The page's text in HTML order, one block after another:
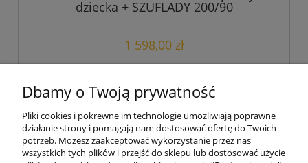
dziecka + SZUFLADY 200/90
1 598,00 zł
« 1 2 3 4 »
Dbamy o Twoją prywatność
Pliki cookies i pokrewne im technologie umożliwiają poprawne
działanie strony i pomagają nam dostosować ofertę do Twoich
potrzeb. Możesz zaakceptować wykorzystanie przez nas
wszystkich tych plików i przejść do sklepu lub dostosować użycie